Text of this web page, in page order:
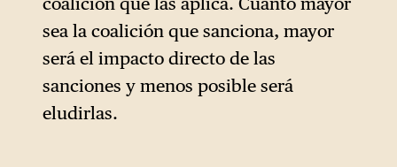
máquinas-herramienta,
esenciales para la industria
bélica, son el primer artículo
de exportación de China a
sea la coalición que sanciona, mayor
será el impacto directo de las
sanciones y menos posible será
eludirlas.